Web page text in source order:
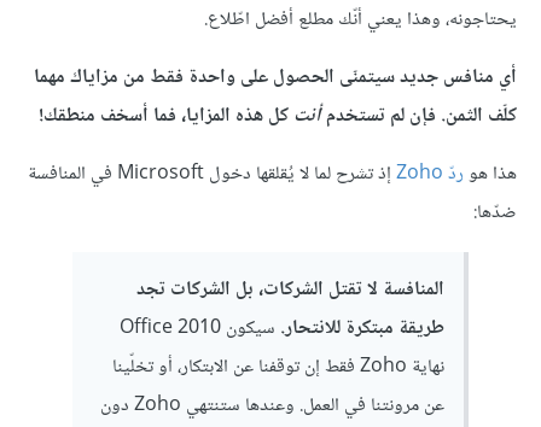
يحتاجونه، وهذا يعني أنّك مطلع أفضل اطّلاع.
أي منافس جديد سيتمنّى الحصول على واحدة فقط من مزاياك مهما
كلّف الثمن. فإن لم تستخدمأنتكل هذه المزايا، فما أسخف منطقك!
هذا هوردّ Zoho
إذ تشرح لما لا يُقلقها دخول Microsoft في المنافسة
ضدّها:
المنافسة لا تقتل الشركات، بل الشركات تجد
طريقة مبتكرة للانتحار.
سيكون Office 2010
نهاية Zoho فقط إن توقفنا عن الابتكار، أو تخلّينا
عن مرونتنا في العمل. وعندها ستنتهي Zoho دون